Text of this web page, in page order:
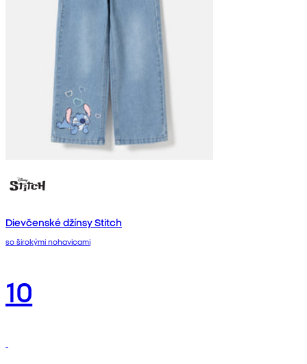
Dievčenské džínsy Stitch
so širokými nohavicami
10